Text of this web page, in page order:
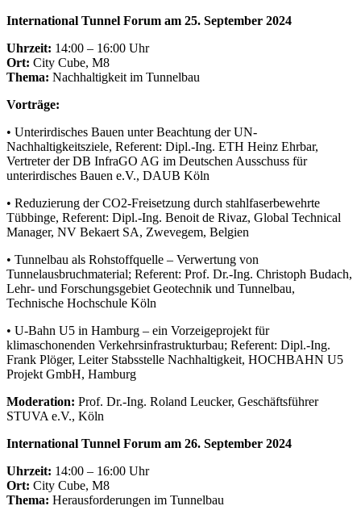
International Tunnel Forum am 25. September 2024
Uhrzeit: 14:00 – 16:00 Uhr
Ort: City Cube, M8
Thema: Nachhaltigkeit im Tunnelbau
Vorträge:
• Unterirdisches Bauen unter Beachtung der UN-
Nachhaltigkeitsziele, Referent: Dipl.-Ing. ETH Heinz Ehrbar,
Vertreter der DB InfraGO AG im Deutschen Ausschuss für
unterirdisches Bauen e.V., DAUB Köln
• Reduzierung der CO2-Freisetzung durch stahlfaserbewehrte
Tübbinge, Referent: Dipl.-Ing. Benoit de Rivaz, Global Technical
Manager, NV Bekaert SA, Zwevegem, Belgien
• Tunnelbau als Rohstoffquelle – Verwertung von
Tunnelausbruchmaterial; Referent: Prof. Dr.-Ing. Christoph Budach,
Lehr- und Forschungsgebiet Geotechnik und Tunnelbau,
Technische Hochschule Köln
• U-Bahn U5 in Hamburg – ein Vorzeigeprojekt für
klimaschonenden Verkehrsinfrastrukturbau; Referent: Dipl.-Ing.
Frank Plöger, Leiter Stabsstelle Nachhaltigkeit, HOCHBAHN U5
Projekt GmbH, Hamburg
Moderation: Prof. Dr.-Ing. Roland Leucker, Geschäftsführer
STUVA e.V., Köln
International Tunnel Forum am 26. September 2024
Uhrzeit: 14:00 – 16:00 Uhr
Ort: City Cube, M8
Thema: Herausforderungen im Tunnelbau